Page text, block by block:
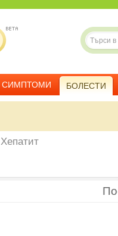
СИМПТОМИ БОЛЕСТИ
Хепатит